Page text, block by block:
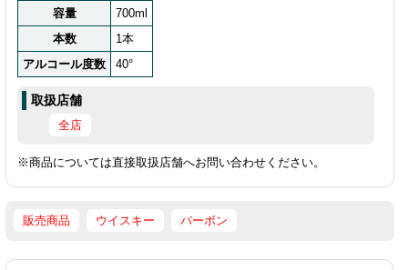
容量
700ml
本数
1本
アルコール度数
40°
取扱店舗
全店
※商品については直接取扱店舗へお問い合わせください。
販売商品 ウイスキー バーボン